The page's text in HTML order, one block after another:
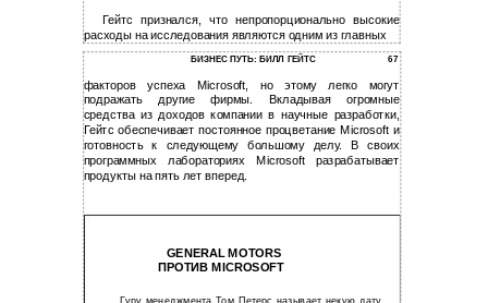
Гейтс признался, что непропорционально высокие
расходы на исследования являются одним из главных
БИЗНЕС ПУТЬ: БИЛЛ ГЕЙТС 67
факторов успеха Microsoft, но этому легко могут
подражать другие фирмы. Вкладывая огромные
средства из доходов компании в научные разработки,
Гейтс обеспечивает постоянное процветание Microsoft и
готовность к следующему большому делу. В своих
программных лабораториях Microsoft разрабатывает
продукты на пять лет вперед.
GENERAL MOTORS
ПРОТИВ MICROSOFT
Гуру менеджмента Том Петерс называет некую дату